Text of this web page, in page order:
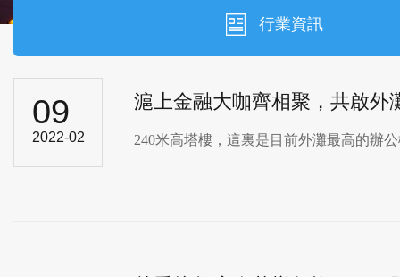
行業資訊
09
2022-02
滬上金融大咖齊相聚，共啟
240米高塔樓，這裏是目前外灘最高的辦公